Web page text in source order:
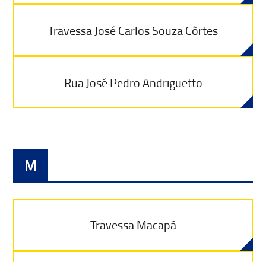
Travessa José Carlos Souza Côrtes
Rua José Pedro Andriguetto
M
Travessa Macapá